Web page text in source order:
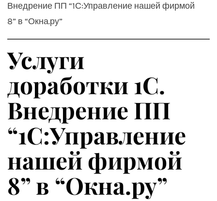
Внедрение ПП “1С:Управление нашей фирмой
8” в “Окна.ру”
Услуги
доработки 1С.
Внедрение ПП
“1С:Управление
нашей фирмой
8” в “Окна.ру”